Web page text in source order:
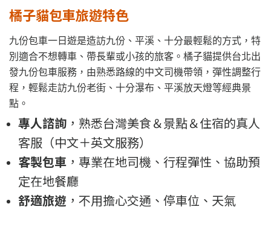
橘子貓包車旅遊特色
九份包車一日遊是造訪九份、平溪、十分最輕鬆的方式，特
別適合不想轉車、帶長輩或小孩的旅客。橘子貓提供台北出
發九份包車服務，由熟悉路線的中文司機帶領，彈性調整行
程，輕鬆走訪九份老街、十分瀑布、平溪放天燈等經典景
點。
專人諮詢 ，熟悉台灣美食＆景點＆住宿的真人
客服（中文＋英文服務）
客製包車 ，專業在地司機、行程彈性、協助預
定在地餐廳
舒適旅遊 ，不用擔心交通、停車位、天氣